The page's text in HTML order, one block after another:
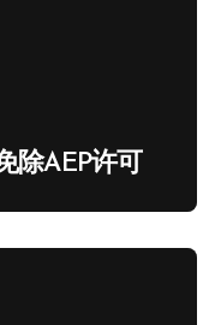
除AEP许可